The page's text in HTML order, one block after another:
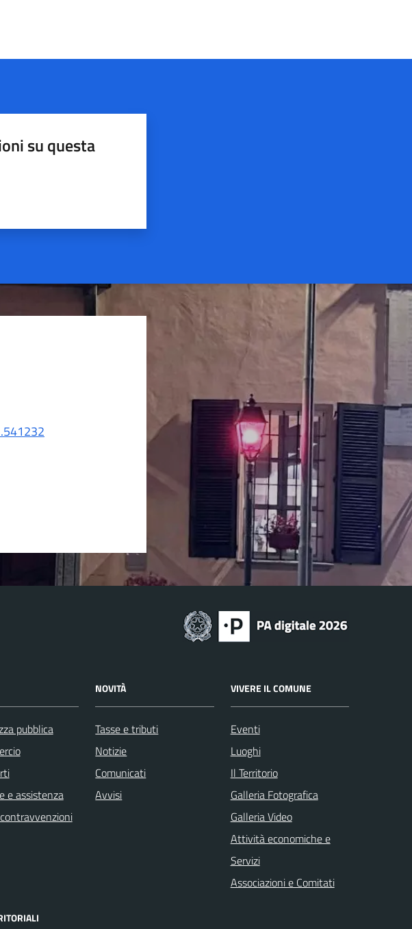
su questa
pubblica
e assistenza
NOVITÀ
Tasse e tributi
Notizie
Comunicati
Avvisi
VIVERE IL COMUNE
Eventi
Luoghi
Il Territorio
Galleria Fotografica
Galleria Video
Attività economiche e
Servizi
Associazioni e Comitati